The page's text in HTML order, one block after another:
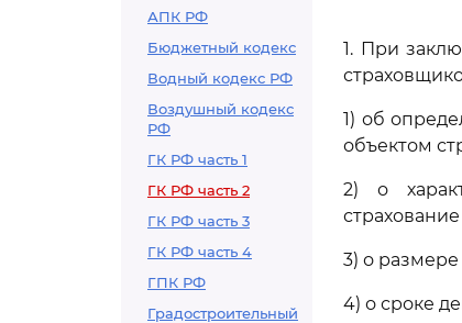
АПК РФ
Бюджетный кодекс
Водный кодекс РФ
Воздушный кодекс
РФ
ГК РФ часть 1
ГК РФ часть 2
ГК РФ часть 3
ГК РФ часть 4
ГПК РФ
Градостроительный
1. При
1) об
объектом
2) о
страхование
3) о
4) о сроке